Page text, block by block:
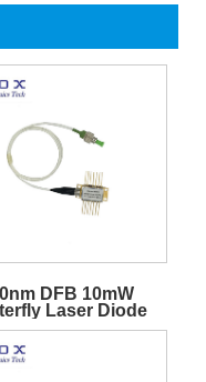
DFB 10mW
Laser Diode